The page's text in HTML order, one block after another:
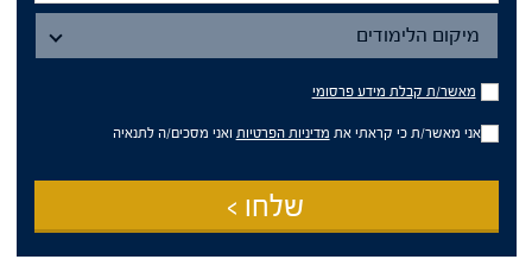
מיקום
הלימודים
מיקום הלימודים
מאשר/ת
קבלת
מידע
פרסומי
מאשר/ת קבלת מידע פרסומי
אני מאשר/ת כי קראתי את מדיניות הפרטיות ואני מסכים/ה לתנאיה
שלחו >